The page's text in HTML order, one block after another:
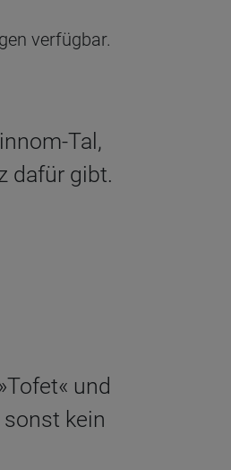
verfügbar.
Tal,
dafür gibt.
und
kein